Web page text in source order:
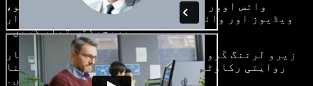
وائس اوور بنائیں، رائلٹی فری امیجز، آڈیو،
ویڈیوز اور وائس کلون شامل کر کے بھرپور، شاندار
پروجیکٹس تیار کریں۔
زیرو لرننگ کَرو اور سب کچھ براؤزر میں، تخلیق کار
روایتی رکاوٹیں توڑ کر اپنے خیالات کو حقیقت بنا
سکتے ہیں۔